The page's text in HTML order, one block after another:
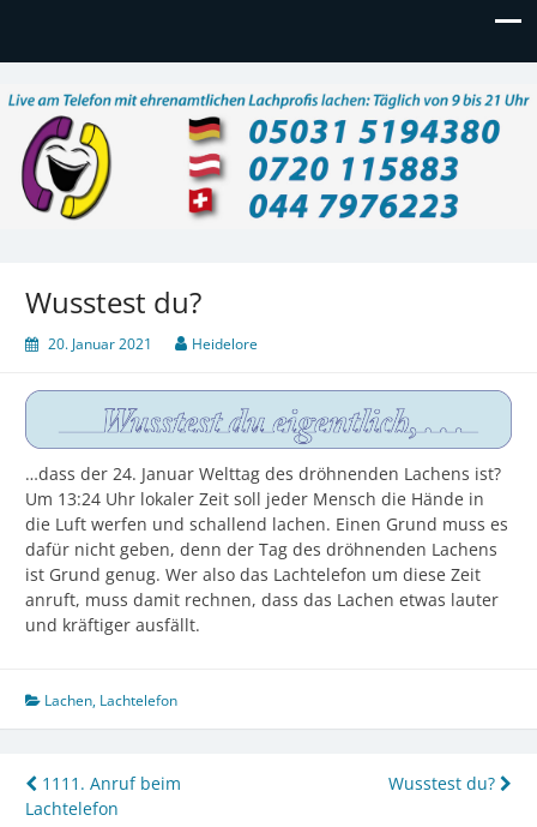
Lachtelefon
Live am Telefon mit ehrenamtlichen Lachprofis lachen:
Täglich 9 – 21 Uhr, auch am Wochenende
Wusstest du?
20. Januar 2021 Heidelore
…dass der 24. Januar Welttag des dröhnenden Lachens ist?
Um 13:24 Uhr lokaler Zeit soll jeder Mensch die Hände in
die Luft werfen und schallend lachen. Einen Grund muss es
dafür nicht geben, denn der Tag des dröhnenden Lachens
ist Grund genug. Wer also das Lachtelefon um diese Zeit
anruft, muss damit rechnen, dass das Lachen etwas lauter
und kräftiger ausfällt.
Lachen, Lachtelefon
Beitragsnavigation
1111. Anruf beim
Lachtelefon
Wusstest du?